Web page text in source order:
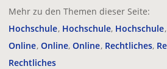
Mehr zu den Themen dieser Seite:
Hochschule Hochschule Hochschule
Online Online Online Rechtliches
Rechtliches